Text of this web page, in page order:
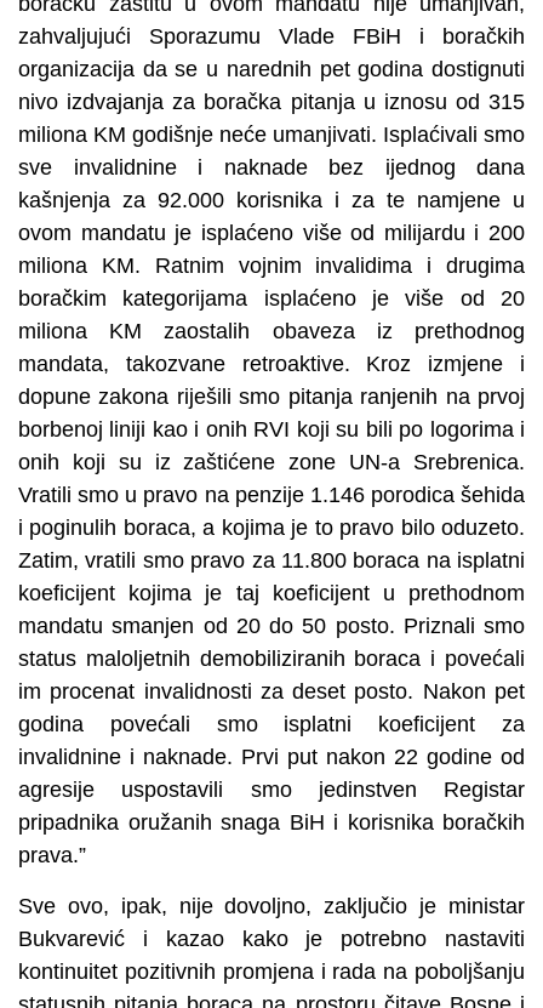
zahvaljujući Sporazumu Vlade FBiH i boračkih
organizacija da se u narednih pet godina dostignuti
nivo izdvajanja za boračka pitanja u iznosu od 315
miliona KM godišnje neće umanjivati. Isplaćivali smo
sve invalidnine i naknade bez ijednog dana
kašnjenja za 92.000 korisnika i za te namjene u
ovom mandatu je isplaćeno više od milijardu i 200
miliona KM. Ratnim vojnim invalidima i drugima
boračkim kategorijama isplaćeno je više od 20
miliona KM zaostalih obaveza iz prethodnog
mandata, takozvane retroaktive. Kroz izmjene i
dopune zakona riješili smo pitanja ranjenih na prvoj
borbenoj liniji kao i onih RVI koji su bili po logorima i
onih koji su iz zaštićene zone UN-a Srebrenica.
Vratili smo u pravo na penzije 1.146 porodica šehida
i poginulih boraca, a kojima je to pravo bilo oduzeto.
Zatim, vratili smo pravo za 11.800 boraca na isplatni
koeficijent kojima je taj koeficijent u prethodnom
mandatu smanjen od 20 do 50 posto. Priznali smo
status maloljetnih demobiliziranih boraca i povećali
im procenat invalidnosti za deset posto. Nakon pet
godina povećali smo isplatni koeficijent za
invalidnine i naknade. Prvi put nakon 22 godine od
agresije uspostavili smo jedinstven Registar
pripadnika oružanih snaga BiH i korisnika boračkih
prava.”
Sve ovo, ipak, nije dovoljno, zaključio je ministar
Bukvarević i kazao kako je potrebno nastaviti
kontinuitet pozitivnih promjena i rada na poboljšanju